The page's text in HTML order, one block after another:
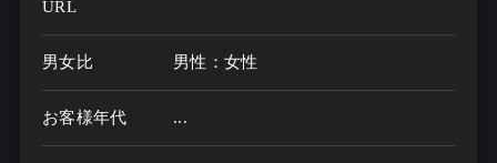
URL
男女比 男性：女性
お客様年代 ...